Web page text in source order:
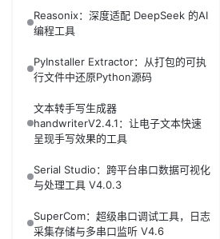
Reasonix：深度适配 DeepSeek 的AI
编程工具
PyInstaller Extractor：从打包的可执
行文件中还原Python源码
文本转手写生成器
handwriterV2.4.1：让电子文本快速
呈现手写效果的工具
Serial Studio：跨平台串口数据可视化
与处理工具 V4.0.3
SuperCom：超级串口调试工具，日志
采集存储与多串口监听 V4.6